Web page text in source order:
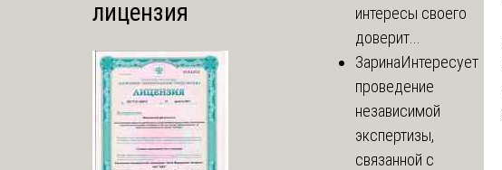
лицензия
интересы своего
доверит...
ЗаринаИнтересует
проведение
независимой
экспертизы,
связанной с